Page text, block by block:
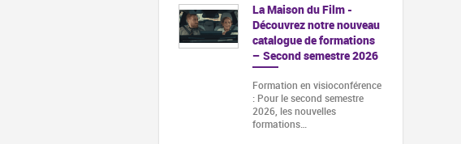
La Maison du Film -
Découvrez notre nouveau
catalogue de formations
– Second semestre 2026
Formation en visioconférence
: Pour le second semestre
2026, les nouvelles
formations…